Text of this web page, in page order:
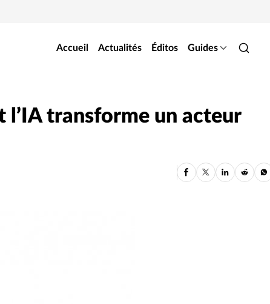
Accueil Actualités Éditos Guides
l’IA transforme un acteur